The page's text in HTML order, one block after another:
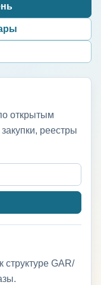
открытым
реестры
GAR/